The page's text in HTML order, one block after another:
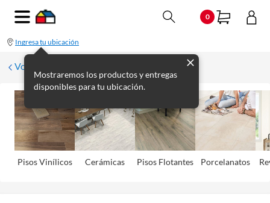
0
Ingresa tu ubicación
Mostraremos los productos y entregas
disponibles para tu ubicación.
Volver
Pisos Viní­licos Cerámicas Pisos Flotantes Porcelanatos